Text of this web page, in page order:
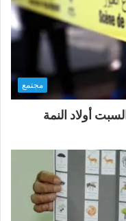
مجتمع
أولاد النمة